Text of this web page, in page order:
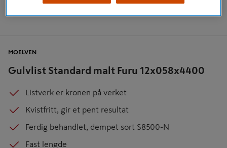
Gulvlist Standard malt Furu 12x058x4400
MOELVEN
Listverk er kronen på verket
Kvistfritt, gir et pent resultat
Ferdig behandlet, dempet sort S8500-N
Fast lengde